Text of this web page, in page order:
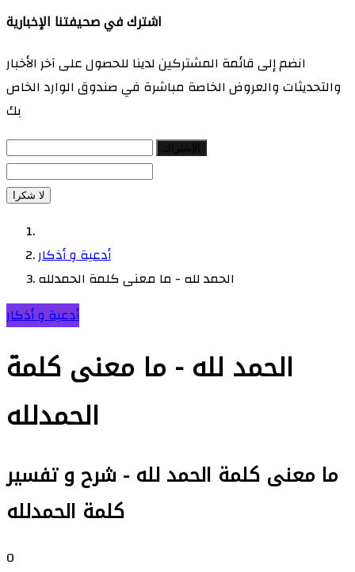
اشترك في صحيفتنا الإخبارية
انضم إلى قائمة المشتركين لدينا للحصول على آخر الأخبار
والتحديثات والعروض الخاصة مباشرة في صندوق الوارد الخاص
بك
لا شكرا
أدعية و أذكار
الحمد لله - ما معنى كلمة الحمدلله
أدعية و أذكار
الحمد لله - ما معنى كلمة
الحمدلله
ما معنى كلمة الحمد لله - شرح و تفسير
كلمة الحمدلله
0